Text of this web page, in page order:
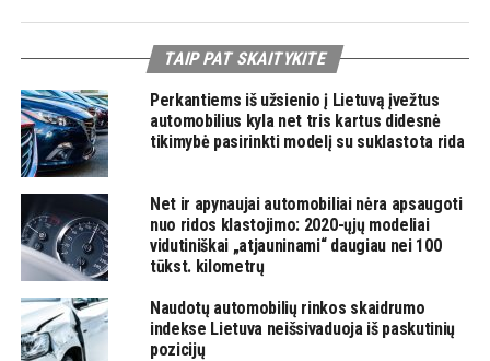
TAIP PAT SKAITYKITE
Perkantiems iš užsienio į Lietuvą įvežtus
automobilius kyla net tris kartus didesnė
tikimybė pasirinkti modelį su suklastota rida
Net ir apynaujai automobiliai nėra apsaugoti
nuo ridos klastojimo: 2020-ųjų modeliai
vidutiniškai „atjauninami“ daugiau nei 100
tūkst. kilometrų
Naudotų automobilių rinkos skaidrumo
indekse Lietuva neišsivaduoja iš paskutinių
pozicijų